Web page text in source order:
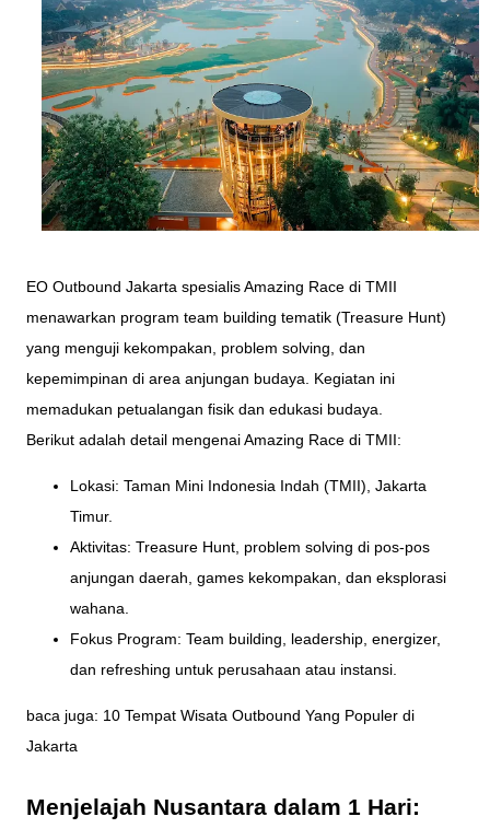
EO Outbound Jakarta spesialis Amazing Race di TMII
menawarkan program team building tematik (Treasure Hunt)
yang menguji kekompakan, problem solving, dan
kepemimpinan di area anjungan budaya. Kegiatan ini
memadukan petualangan fisik dan edukasi budaya.
Berikut adalah detail mengenai Amazing Race di TMII:
Lokasi: Taman Mini Indonesia Indah (TMII), Jakarta
Timur.
Aktivitas: Treasure Hunt, problem solving di pos-pos
anjungan daerah, games kekompakan, dan eksplorasi
wahana.
Fokus Program: Team building, leadership, energizer,
dan refreshing untuk perusahaan atau instansi.
baca juga: 10 Tempat Wisata Outbound Yang Populer di
Jakarta
Menjelajah Nusantara dalam 1 Hari: